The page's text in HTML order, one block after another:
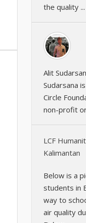
the quality ...
Alit
Sudarsana
Circle
non-profit
LCF
Kalimantan
Below is a
students in
way to
air quality